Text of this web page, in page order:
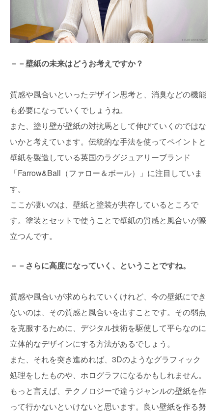
－－壁紙の未来はどうお考えですか？
質感や風合いといったデザイン思考と、消臭などの機能
も必要になっていくでしょうね。
また、塗り壁が壁紙の対抗馬として伸びていくのではな
いかと考えています。伝統的な手法を使ってペイントと
壁紙を製造している英国のラグジュアリーブランド
「Farrow&Ball（ファロー＆ボール）」に注目していま
す。
ここが凄いのは、壁紙と塗装が共存しているところで
す。塗装とセットで使うことで壁紙の質感と風合いが際
立つんです。
－－さらに高度になっていく、ということですね。
質感や風合いが求められていくけれど、今の壁紙にでき
ないのは、その質感と風合いを出すことです。その弱点
を克服するために、デジタル技術を駆使して平らなのに
立体的なデザインにする方法があるでしょう。
また、それを突き進めれば、3Dのようなグラフィック
処理をしたものや、ホログラフになるかもしれません。
もっと言えば、テクノロジーで違うジャンルの壁紙を作
って行かないといけないと思います。良い壁紙を作る努